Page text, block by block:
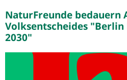
NaturFreunde bedauern
Volksentscheides
2030"